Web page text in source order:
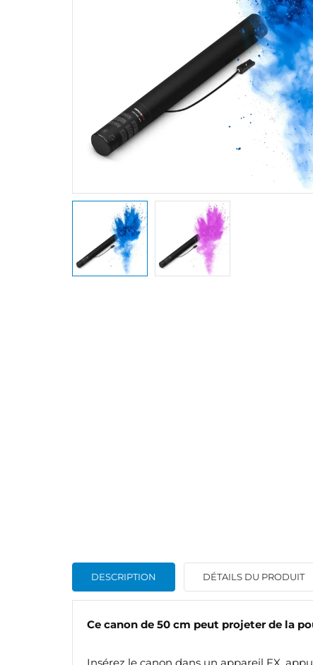
DESCRIPTION DÉTAILS DU PRODUIT
Ce canon de 50 cm peut projeter de la
Insérez le canon dans un appareil FX,